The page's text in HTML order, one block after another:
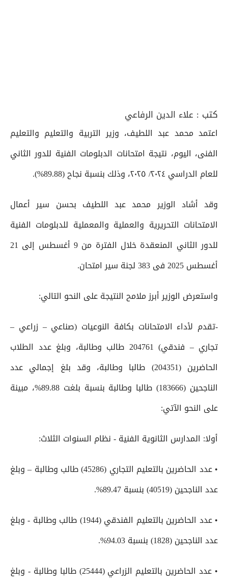
كتب : علاء الدين الرفاعي
اعتمد محمد عبد اللطيف، وزير التربية والتعليم والتعليم
الفنى، اليوم، نتيجة امتحانات الدبلومات الفنية للدور الثاني
للعام الدراسي ٢٠٢٤/ ٢٠٢٥، وذلك بنسبة نجاح (89.88%).
وقد أشاد الوزير محمد عبد اللطيف بحسن سير أعمال
الامتحانات التحريرية والعملية والمعملية للدبلومات الفنية
للدور الثاني المنعقدة خلال الفترة من 9 أغسطس إلى 21
أغسطس 2025 فى 383 لجنة سير امتحان.
واستعرض الوزير أبرز ملامح النتيجة على النحو التالي:
-تقدم لأداء الامتحانات بكافة النوعيات (صناعي – زراعي –
تجاري – فندقي) 204761 طالب وطالبة، وبلغ عدد الطلاب
الحاضرين (204351) طالبا وطالبة، وقد بلغ إجمالي عدد
الناجحين (183666) طالبا وطالبة بنسبة بلغت 89.88%، مبينة
على النحو الآتي:
أولا: المدارس الثانوية الفنية - نظام السنوات الثلاث:
• عدد الحاضرين بالتعليم التجاري (45286) طالب وطالبة – وبلغ
عدد الناجحين (40519) بنسبة 89.47%.
• عدد الحاضرين بالتعليم الفندقي (1944) طالب وطالبة - وبلغ
عدد الناجحين (1828) بنسبة 94.03%.
• عدد الحاضرين بالتعليم الزراعي (25444) طالبا وطالبة - وبلغ